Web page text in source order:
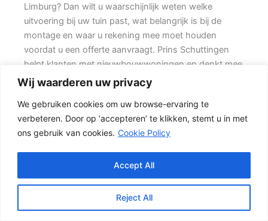
Wij waarderen uw privacy
We gebruiken cookies om uw browse-ervaring te
verbeteren. Door op ‘accepteren’ te klikken, stemt u in met
ons gebruik van cookies. Cookie Policy
Reject All
Accept All
Limburg? Dan wilt u waarschijnlijk weten welke
uitvoering bij uw tuin past, wat belangrijk is bij de
montage en waar u rekening mee moet houden
voordat u een offerte aanvraagt. Prins Schuttingen
helpt klanten met nieuwbouwwoningen en denkt mee
over een mooie oplossing.
Een nette tuinafscheiding vraagt om meer dan alleen
een paar schermen en palen. Wilt u vooral een luxe
uitstraling, dan kan een hout-beton schutting met
hoge betonplaat of zwarte accenten goed passen.
Daarbij spelen ook zaken mee zoals windbelasting,
hoogteverschillen, grondsoort, erfgrens en de
bereikbaarheid van de tuin.